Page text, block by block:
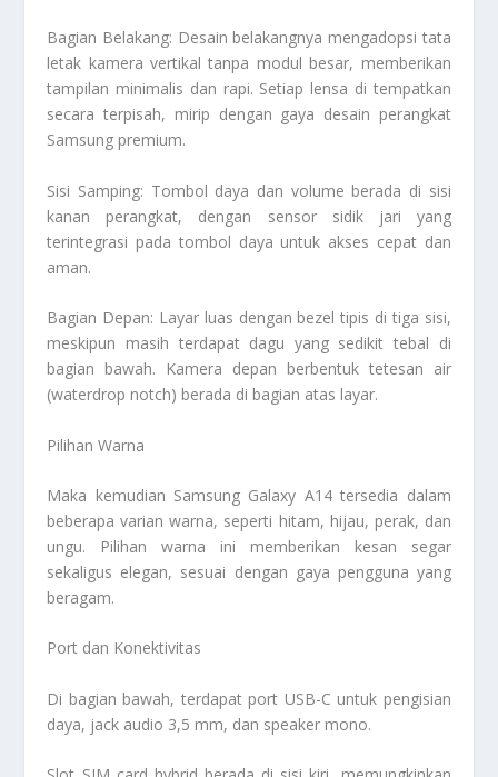
Bagian Belakang: Desain belakangnya mengadopsi tata
letak kamera vertikal tanpa modul besar, memberikan
tampilan minimalis dan rapi. Setiap lensa di tempatkan
secara terpisah, mirip dengan gaya desain perangkat
Samsung premium.
Sisi Samping: Tombol daya dan volume berada di sisi
kanan perangkat, dengan sensor sidik jari yang
terintegrasi pada tombol daya untuk akses cepat dan
aman.
Bagian Depan: Layar luas dengan bezel tipis di tiga sisi,
meskipun masih terdapat dagu yang sedikit tebal di
bagian bawah. Kamera depan berbentuk tetesan air
(waterdrop notch) berada di bagian atas layar.
Pilihan Warna
Maka kemudian Samsung Galaxy A14 tersedia dalam
beberapa varian warna, seperti hitam, hijau, perak, dan
ungu. Pilihan warna ini memberikan kesan segar
sekaligus elegan, sesuai dengan gaya pengguna yang
beragam.
Port dan Konektivitas
Di bagian bawah, terdapat port USB-C untuk pengisian
daya, jack audio 3,5 mm, dan speaker mono.